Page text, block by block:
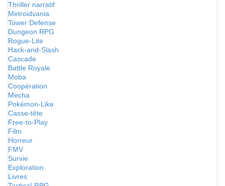
Thriller narratif
Metroidvania
Tower Defense
Dungeon RPG
Rogue-Lite
Hack-and-Slash
Cascade
Battle Royale
Moba
Coopération
Mecha
Pokémon-Like
Casse-tête
Free-to-Play
Film
Horreur
FMV
Survie
Exploration
Livres